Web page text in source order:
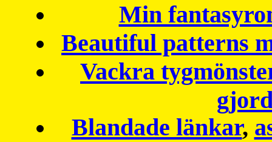
Min
Beautiful patterns
Vackra
Blandade länkar,